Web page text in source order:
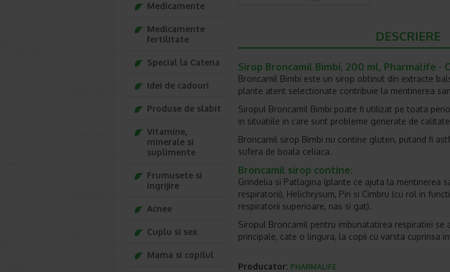
DESCRIERE
Sirop Broncamil Bimbi, 200 ml, Pharmalife -
Broncamil Bimbi este un sirop obtinut din extracte
plante atent selectionate contribuie la mentinerea
Siropul Broncamil Bimbi poate fi utilizat pe toata
in situatiile in care sunt probleme generate de
Broncamil sirop Bimbi nu contine gluten, putand fi
sufera de boala celiaca.
Broncamil sirop contine:
Grindelia si Patlagina (plante ce ajuta la mentinerea
respiratorii), Helichrysum, Pin si Cimbru (cu rol in
respiratorii superioare, nas si gat).
Siropul Broncamil pentru imbunatatirea respiratiei se
principale, cate o lingura, la copii cu varsta cuprinsa
Producator: PHARMALIFE
Medicamente
Medicamente
fertilitate
Special la Catena
Idei de cadouri
Produse de slabit
Vitamine,
minerale si
suplimente
Frumusete si
ingrijire
Acnee
Cuplu si sex
Mama si copilul